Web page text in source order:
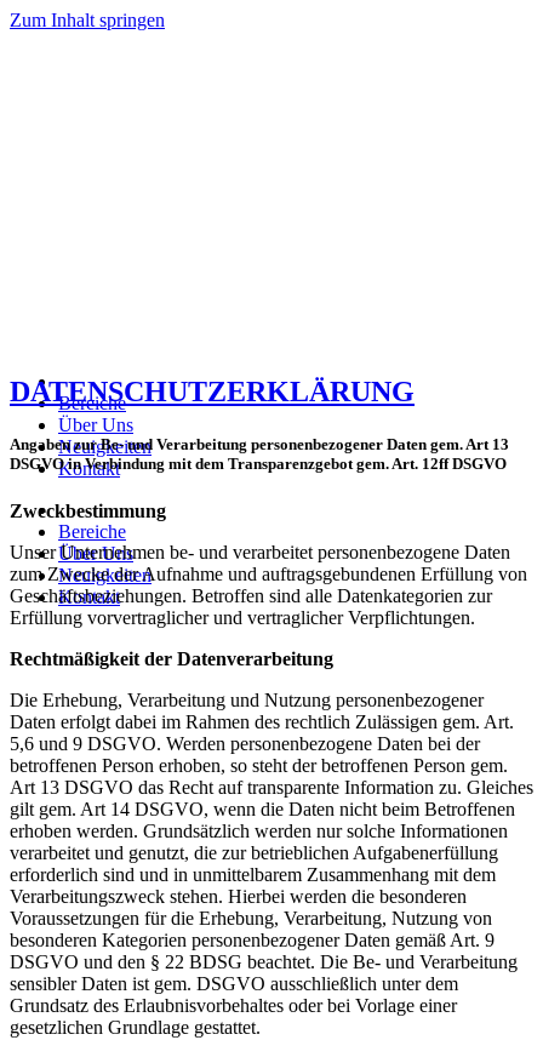
Zum Inhalt springen
Bereiche
Über Uns
Neuigkeiten
Kontakt
Bereiche
Über Uns
Neuigkeiten
Kontakt
DATENSCHUTZERKLÄRUNG
Angaben zur Be- und Verarbeitung personenbezogener Daten gem. Art 13
DSGVO in Verbindung mit dem Transparenzgebot gem. Art. 12ff DSGVO
Zweckbestimmung
Unser Unternehmen be- und verarbeitet personenbezogene Daten
zum Zwecke der Aufnahme und auftragsgebundenen Erfüllung von
Geschäftsbeziehungen. Betroffen sind alle Datenkategorien zur
Erfüllung vorvertraglicher und vertraglicher Verpflichtungen.
Rechtmäßigkeit der Datenverarbeitung
Die Erhebung, Verarbeitung und Nutzung personenbezogener
Daten erfolgt dabei im Rahmen des rechtlich Zulässigen gem. Art.
5,6 und 9 DSGVO. Werden personenbezogene Daten bei der
betroffenen Person erhoben, so steht der betroffenen Person gem.
Art 13 DSGVO das Recht auf transparente Information zu. Gleiches
gilt gem. Art 14 DSGVO, wenn die Daten nicht beim Betroffenen
erhoben werden. Grundsätzlich werden nur solche Informationen
verarbeitet und genutzt, die zur betrieblichen Aufgabenerfüllung
erforderlich sind und in unmittelbarem Zusammenhang mit dem
Verarbeitungszweck stehen. Hierbei werden die besonderen
Voraussetzungen für die Erhebung, Verarbeitung, Nutzung von
besonderen Kategorien personenbezogener Daten gemäß Art. 9
DSGVO und den § 22 BDSG beachtet. Die Be- und Verarbeitung
sensibler Daten ist gem. DSGVO ausschließlich unter dem
Grundsatz des Erlaubnisvorbehaltes oder bei Vorlage einer
gesetzlichen Grundlage gestattet.